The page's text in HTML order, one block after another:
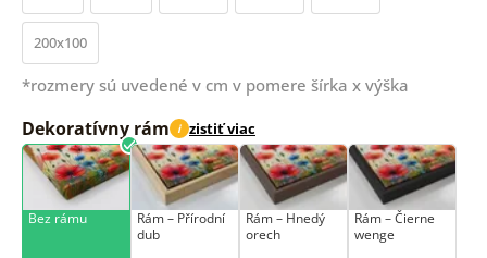
200x100
*rozmery sú uvedené v cm v pomere šírka x výška
Dekoratívny rám i zistiť viac
Bez rámu
Rám –⁠⁠⁠⁠⁠⁠ Přírodní
dub
Rám – Hnedý
orech
Rám – Čierne
wenge